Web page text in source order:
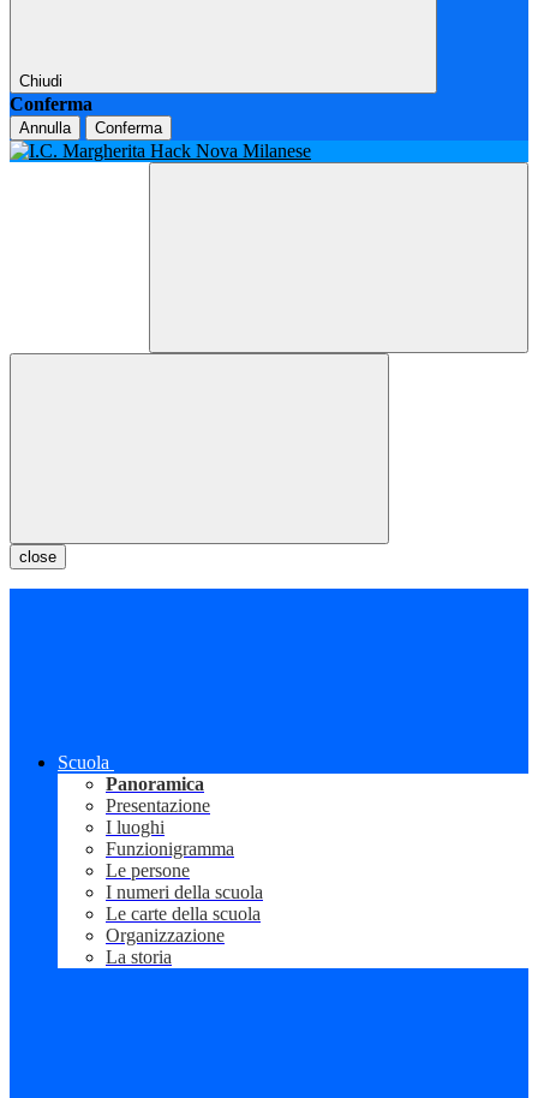
Chiudi
Conferma
Annulla Conferma
close
Scuola
Panoramica
Presentazione
I luoghi
Funzionigramma
Le persone
I numeri della scuola
Le carte della scuola
Organizzazione
La storia